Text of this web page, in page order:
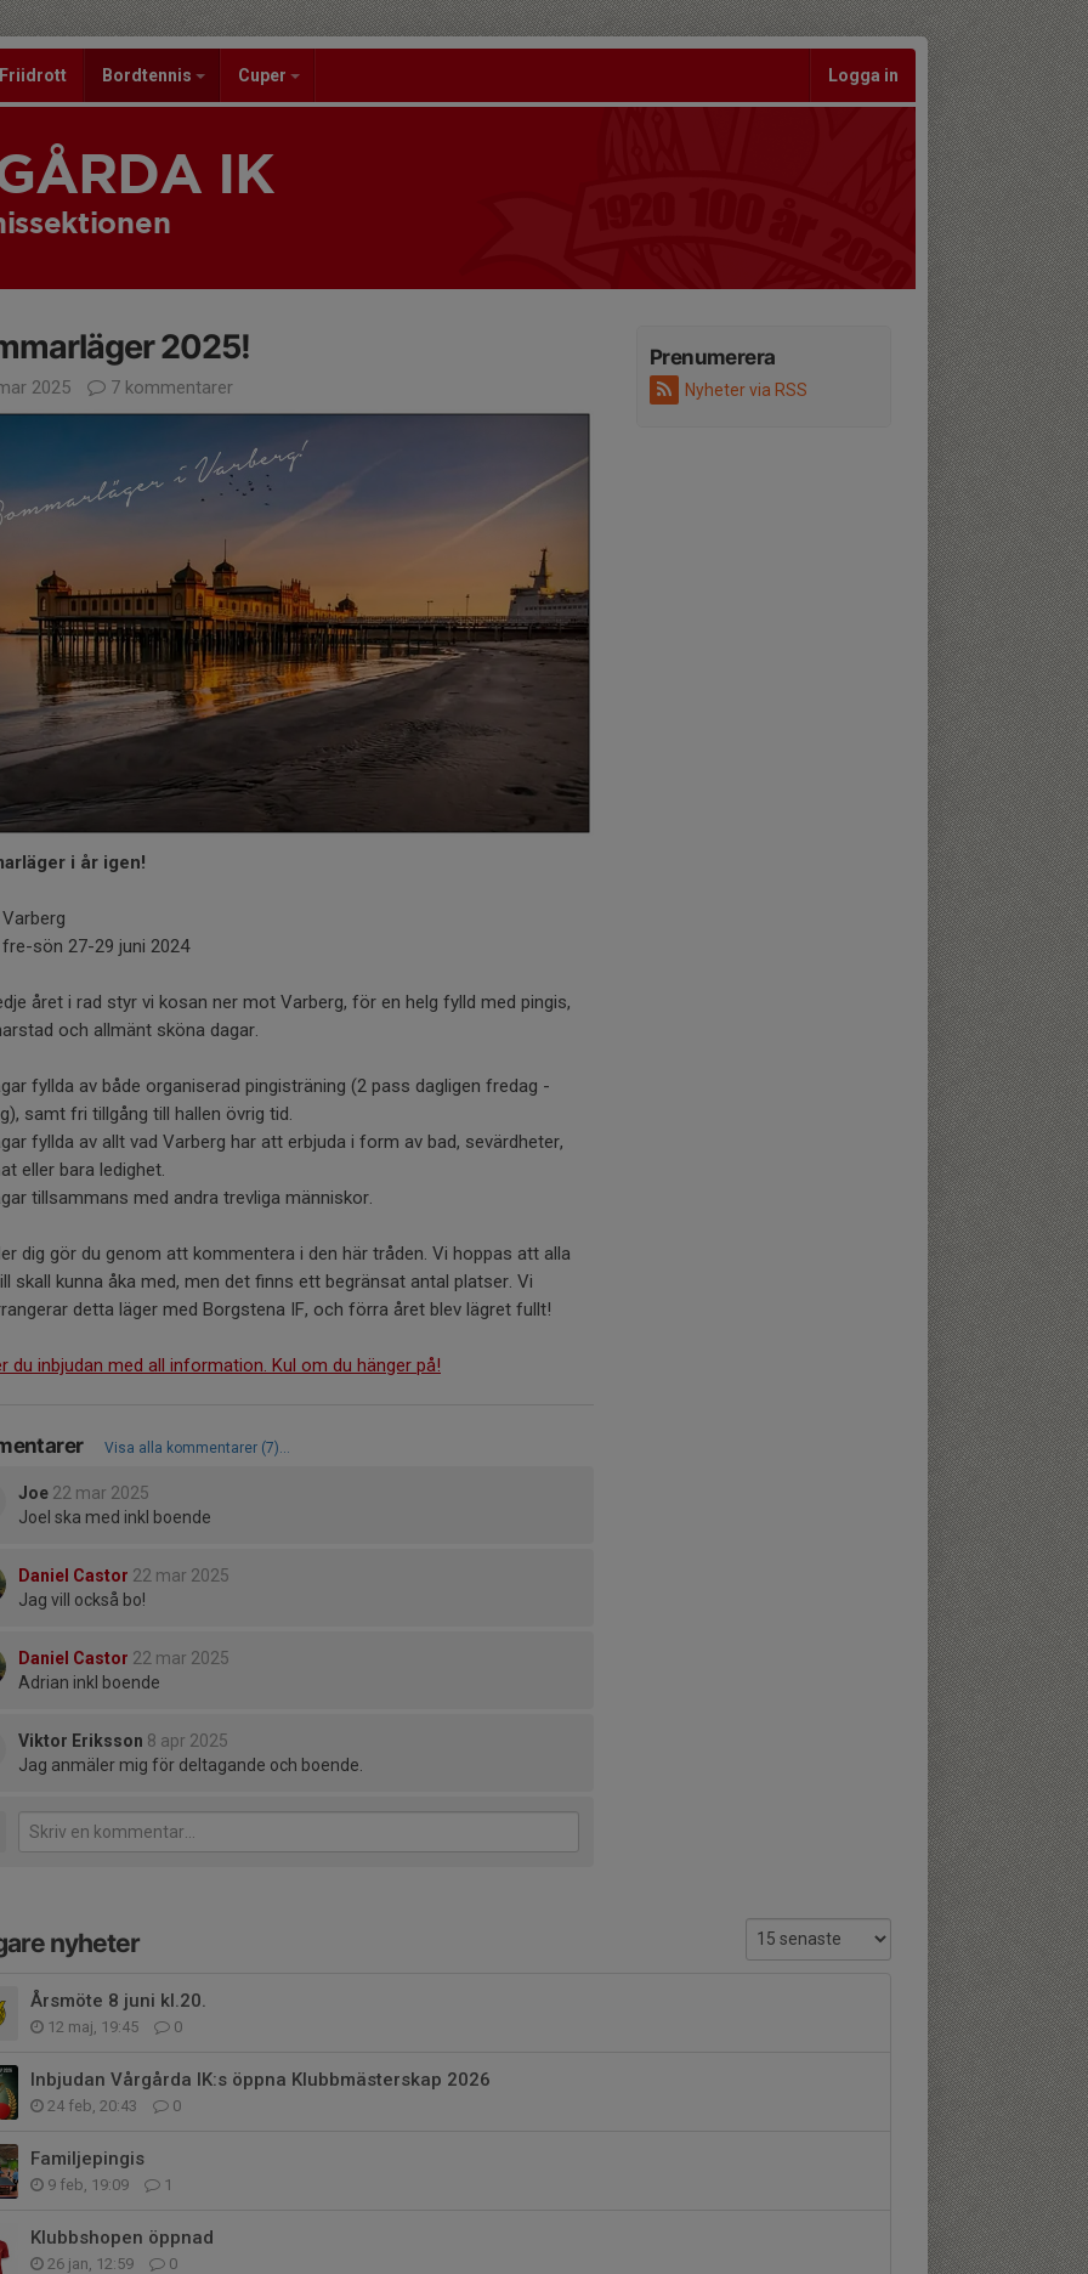
Friidrott Bordtennis Cuper Logga in
IK
Prenumerera
Nyheter via RSS
2025!
2025 7 kommentarer
i år igen!
sön 27-29 juni 2024
året i rad styr vi kosan ner mot Varberg, för en helg fylld med pingis,
och allmänt sköna dagar.
fyllda av både organiserad pingisträning (2 pass dagligen fredag -
samt fri tillgång till hallen övrig tid.
fyllda av allt vad Varberg har att erbjuda i form av bad, sevärdheter,
eller bara ledighet.
tillsammans med andra trevliga människor.
dig gör du genom att kommentera i den här tråden. Vi hoppas att alla
skall kunna åka med, men det finns ett begränsat antal platser. Vi
detta läger med Borgstena IF, och förra året blev lägret fullt!
du inbjudan med all information. Kul om du hänger på!
Visa alla kommentarer (7)...
Joe 22 mar 2025
Joel ska med inkl boende
Daniel Castor 22 mar 2025
Jag vill också bo!
Daniel Castor 22 mar 2025
Adrian inkl boende
Viktor Eriksson 8 apr 2025
Jag anmäler mig för deltagande och boende.
nyheter
Årsmöte 8 juni kl.20.
12 maj, 19:45 0
Inbjudan Vårgårda IK:s öppna Klubbmästerskap 2026
24 feb, 20:43 0
Familjepingis
9 feb, 19:09 1
Klubbshopen öppnad
26 jan, 12:59 0